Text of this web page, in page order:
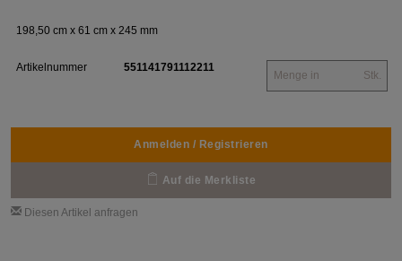
198,50 cm x 61 cm x 245 mm
Artikelnummer 551141791112211
Stk.
Anmelden / Registrieren
Auf die Merkliste
Diesen Artikel anfragen